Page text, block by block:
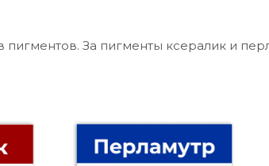
За пигменты ксералик и